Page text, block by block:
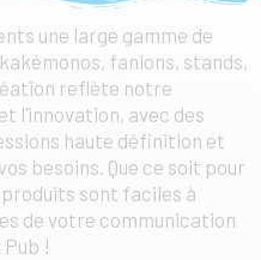
une large gamme de
fanions, stands,
reflète notre
l’innovation, avec des
haute définition et
besoins. Que ce soit pour
produits sont faciles à
de votre communication
!